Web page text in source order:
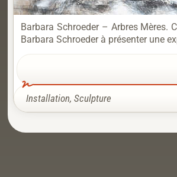
Barbara Schroeder – Arbres Mères.
Barbara Schroeder à présenter une
Installation, Sculpture